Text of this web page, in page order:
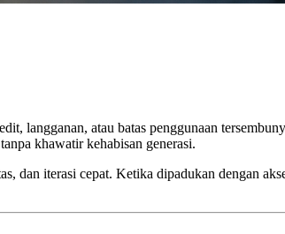
langganan, atau batas penggunaan
khawatir kehabisan generasi.
iterasi cepat. Ketika dipadukan dengan